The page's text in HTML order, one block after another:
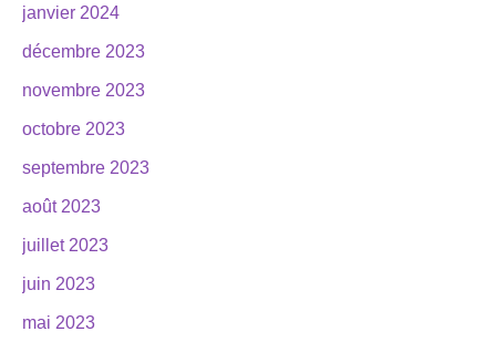
janvier 2024
décembre 2023
novembre 2023
octobre 2023
septembre 2023
août 2023
juillet 2023
juin 2023
mai 2023